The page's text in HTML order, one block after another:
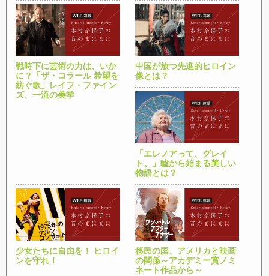
戦時下に芸術の力は、いか
に？「ザ・コラール 希望を
紡ぐ歌」レイフ・ファイン
ズ、一流の美学
中国が放つ先進的ヒロイン
像とは？
「エレノアって、グレイ
ト。」嘘から始まる美しい
物語とは？
少女たちに自由を！ ヒロイ
ンを守れ！
移民の国、アメリカと映画
の関係～アカデミー賞ノミ
ネート作品から～